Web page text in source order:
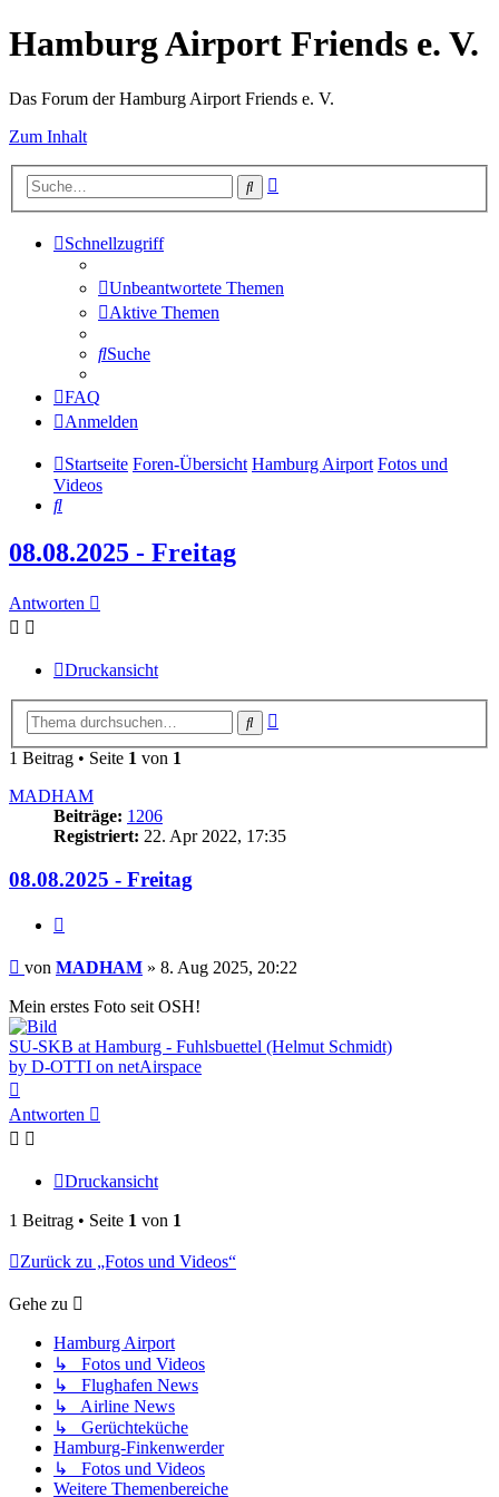
Hamburg Airport Friends e. V.
Das Forum der Hamburg Airport Friends e. V.
Zum Inhalt
Suche
Schnellzugriff
Unbeantwortete Themen
Aktive Themen
Suche
FAQ
Anmelden
Startseite Foren-Übersicht Hamburg Airport Fotos und
Videos
Suche
08.08.2025 - Freitag
Antworten
Druckansicht
Suche
1 Beitrag • Seite 1 von 1
MADHAM
Beiträge: 1206
Registriert: 22. Apr 2022, 17:35
08.08.2025 - Freitag
Beitrag
von MADHAM » 8. Aug 2025, 20:22
Mein erstes Foto seit OSH!
SU-SKB at Hamburg - Fuhlsbuettel (Helmut Schmidt)
by D-OTTI on netAirspace
oben
Antworten
Druckansicht
1 Beitrag • Seite 1 von 1
Zurück zu „Fotos und Videos“
Gehe zu
Hamburg Airport
↳ Fotos und Videos
↳ Flughafen News
↳ Airline News
↳ Gerüchteküche
Hamburg-Finkenwerder
↳ Fotos und Videos
Weitere Themenbereiche